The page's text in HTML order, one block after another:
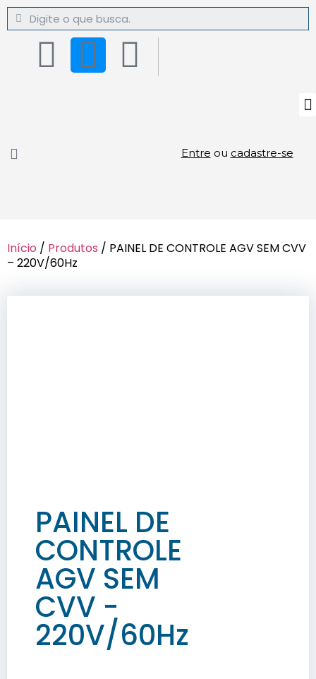
Entre ou cadastre-se
Início / Produtos / PAINEL DE CONTROLE AGV SEM CVV
– 220V/60Hz
PAINEL DE
CONTROLE
AGV SEM
CVV -
220V/60Hz